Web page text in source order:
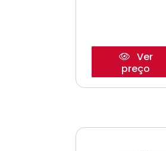
Ver
preço